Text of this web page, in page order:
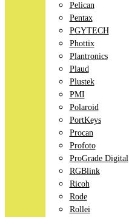
Pelican
Pentax
PGYTECH
Phottix
Plantronics
Plaud
Plustek
PMI
Polaroid
PortKeys
Procan
Profoto
ProGrade Digital
RGBlink
Ricoh
Rode
Rollei